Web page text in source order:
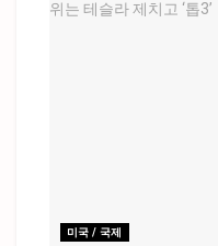
미국 / 국제